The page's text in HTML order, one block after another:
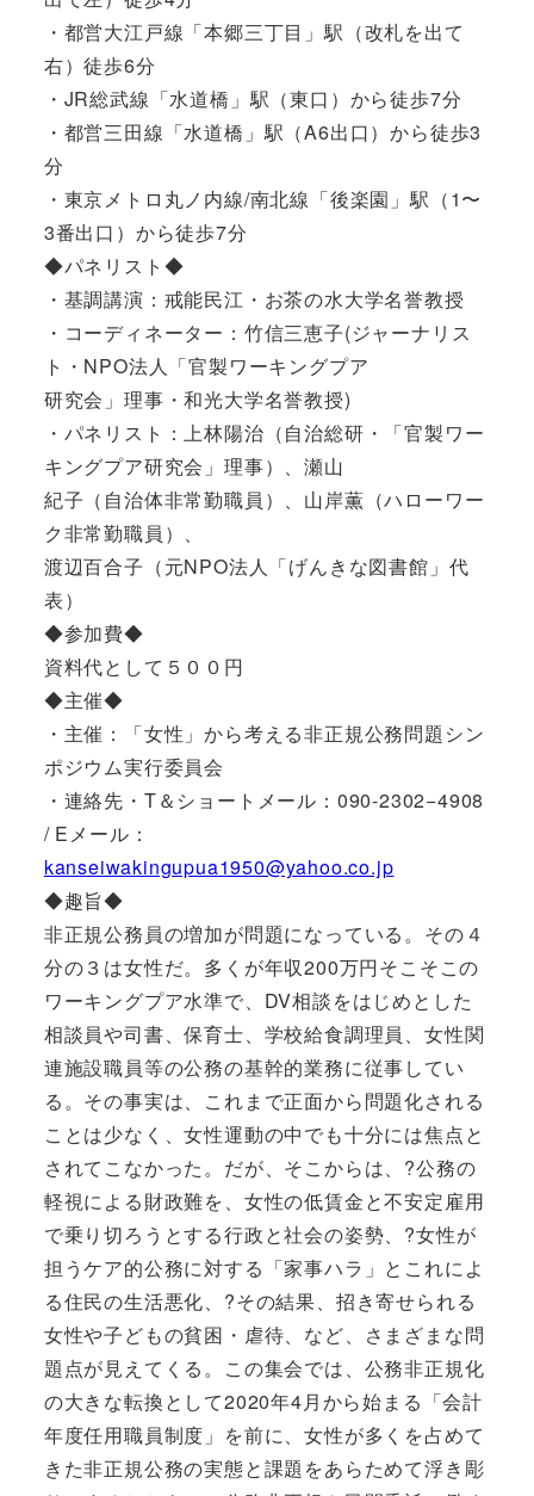
・都営大江戸線「本郷三丁目」駅（改札を出て
右）徒歩6分
・JR総武線「水道橋」駅（東口）から徒歩7分
・都営三田線「水道橋」駅（A6出口）から徒歩3
分
・東京メトロ丸ノ内線/南北線「後楽園」駅（1〜
3番出口）から徒歩7分
◆パネリスト◆
・基調講演：戒能民江・お茶の水大学名誉教授
・コーディネーター：竹信三恵子(ジャーナリス
ト・NPO法人「官製ワーキングプア
研究会」理事・和光大学名誉教授)
・パネリスト：上林陽治（自治総研・「官製ワー
キングプア研究会」理事）、瀬山
紀子（自治体非常勤職員）、山岸薫（ハローワー
ク非常勤職員）、
渡辺百合子（元NPO法人「げんきな図書館」代
表）
◆参加費◆
資料代として５００円
◆主催◆
・主催：「女性」から考える非正規公務問題シン
ポジウム実行委員会
・連絡先・T＆ショートメール：090-2302−4908
/ Eメール：
kanseiwakingupua1950@yahoo.co.jp
◆趣旨◆
非正規公務員の増加が問題になっている。その４
分の３は女性だ。多くが年収200万円そこそこの
ワーキングプア水準で、DV相談をはじめとした
相談員や司書、保育士、学校給食調理員、女性関
連施設職員等の公務の基幹的業務に従事してい
る。その事実は、これまで正面から問題化される
ことは少なく、女性運動の中でも十分には焦点と
されてこなかった。だが、そこからは、?公務の
軽視による財政難を、女性の低賃金と不安定雇用
で乗り切ろうとする行政と社会の姿勢、?女性が
担うケア的公務に対する「家事ハラ」とこれによ
る住民の生活悪化、?その結果、招き寄せられる
女性や子どもの貧困・虐待、など、さまざまな問
題点が見えてくる。この集会では、公務非正規化
の大きな転換として2020年4月から始まる「会計
年度任用職員制度」を前に、女性が多くを占めて
きた非正規公務の実態と課題をあらためて浮き彫